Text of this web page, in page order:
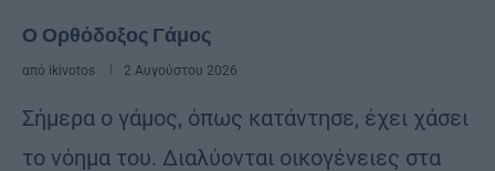
Ο Ορθόδοξος Γάμος
από ikivotos 2 Αυγούστου 2026
Σή­με­ρα ο γά­μος, όπως κα­τάν­τη­σε, έχει χά­σει
το νόη­μα του. Δια­λύ­ον­ται οι­κο­γέ­νειες στα